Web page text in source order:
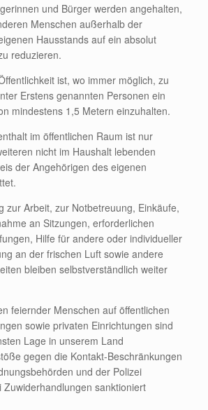
und Bürger werden angehalten,
Menschen außerhalb der
Hausstands auf ein absolut
reduzieren.
ist, wo immer möglich, zu
Erstens genannten Personen ein
mindestens 1,5 Metern einzuhalten.
im öffentlichen Raum ist nur
nicht im Haushalt lebenden
der Angehörigen des eigenen
zur Arbeit, zur Notbetreuung, Einkäufe,
an Sitzungen, erforderlichen
Hilfe für andere oder individueller
an der frischen Luft sowie andere
bleiben selbstverständlich weiter
feiernder Menschen auf öffentlichen
sowie privaten Einrichtungen sind
Lage in unserem Land
gegen die Kontakt-Beschränkungen
und der Polizei
Zuwiderhandlungen sanktioniert